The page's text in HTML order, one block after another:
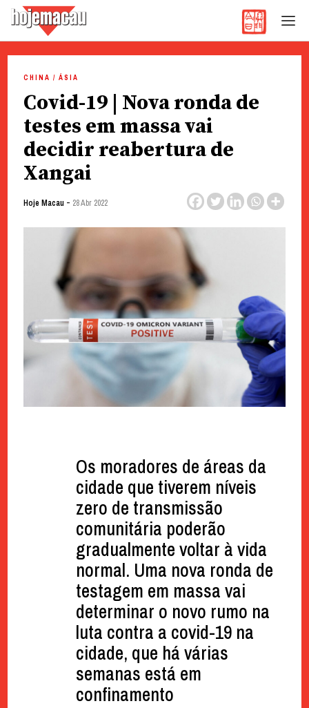
content
CHINA / ÁSIA
Covid-19 | Nova ronda de
testes em massa vai
decidir reabertura de
Xangai
Hoje Macau - 28 Abr 2022
Os moradores de áreas da
cidade que tiverem níveis
zero de transmissão
comunitária poderão
gradualmente voltar à vida
normal. Uma nova ronda de
testagem em massa vai
determinar o novo rumo na
luta contra a covid-19 na
cidade, que há várias
semanas está em
confinamento